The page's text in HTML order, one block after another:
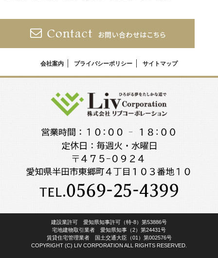
会社案内 プライバシーポリシー サイトマップ
建設業許可 愛知県知事許可（特-8）第53886号
宅地建物取引業者 愛知県知事（2）第24431号
賃貸住宅管理業者 国土交通大臣（01）第002576号
COPYRIGHT (C) LIV CORPORATION ALL RIGHTS RESERVED.